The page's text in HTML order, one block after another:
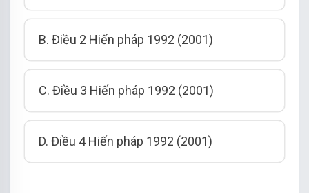
B. Điều 2 Hiến pháp 1992 (2001)
C. Điều 3 Hiến pháp 1992 (2001)
D. Điều 4 Hiến pháp 1992 (2001)